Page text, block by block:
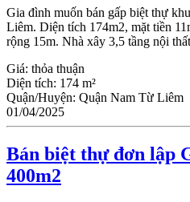
Gia đình muốn bán gấp biệt thự
Liêm. Diện tích 174m2, mặt tiền
rộng 15m. Nhà xây 3,5 tầng nội
Giá: thỏa thuận
Diện tích: 174 m²
Quận/Huyện: Quận Nam Từ Liêm
01/04/2025
Bán biệt thự đơn lập
400m2